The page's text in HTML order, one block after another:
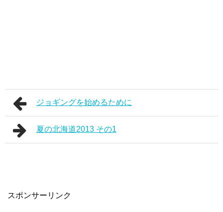
ジョギングを始めるために
夏の北海道2013 その1
スポンサーリンク